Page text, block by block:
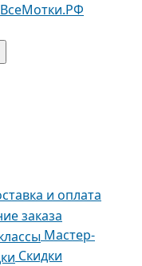
ВсеМотки.РФ
Мастер-
Скидки